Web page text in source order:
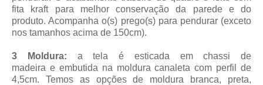
fita kraft para melhor conservação da parede e do
produto. Acompanha o(s) prego(s) para pendurar (exceto
nos tamanhos acima de 150cm).
3 Moldura:
a tela é esticada em chassi de
madeira e embutida na moldura canaletacom perfil de
4,5cm. Temos as opções de moldura branca, preta,